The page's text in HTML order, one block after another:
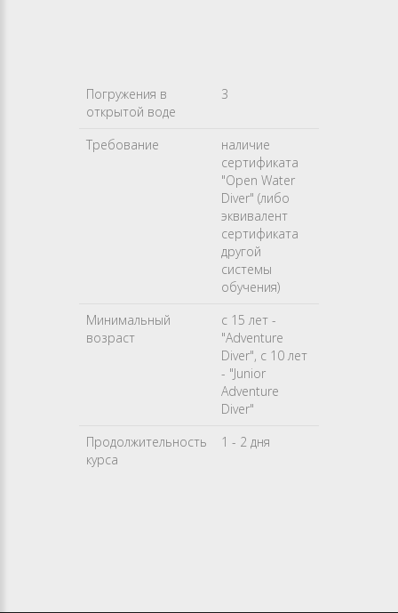
Погружения в
открытой воде
3
Требование
наличие
сертификата
"Open Water
Diver" (либо
эквивалент
сертификата
другой
системы
обучения)
Минимальный
возраст
с 15 лет -
"Adventure
Diver", с 10 лет
- "Junior
Adventure
Diver"
Продолжительность
курса
1 - 2 дня